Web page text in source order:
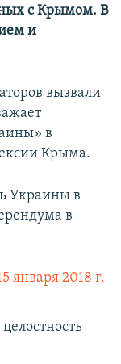
с Крымом. В
и
вызвали
в
Крыма.
Украины в
в
января 2018 г.